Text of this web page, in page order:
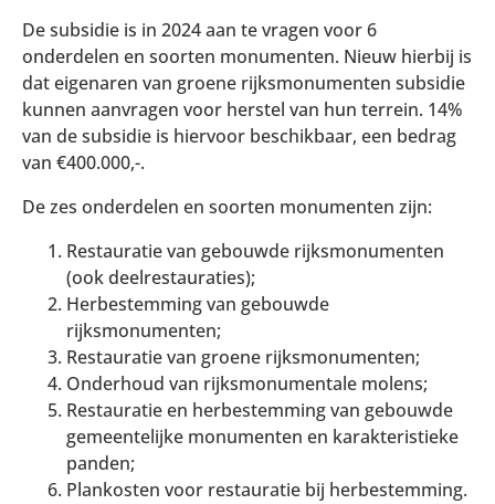
De subsidie is in 2024 aan te vragen voor 6
onderdelen en soorten monumenten. Nieuw hierbij is
dat eigenaren van groene rijksmonumenten subsidie
kunnen aanvragen voor herstel van hun terrein. 14%
van de subsidie is hiervoor beschikbaar, een bedrag
van €400.000,-.
De zes onderdelen en soorten monumenten zijn:
Restauratie van gebouwde rijksmonumenten
(ook deelrestauraties);
Herbestemming van gebouwde
rijksmonumenten;
Restauratie van groene rijksmonumenten;
Onderhoud van rijksmonumentale molens;
Restauratie en herbestemming van gebouwde
gemeentelijke monumenten en karakteristieke
panden;
Plankosten voor restauratie bij herbestemming.